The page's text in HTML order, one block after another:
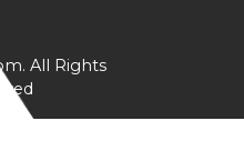
All Rights